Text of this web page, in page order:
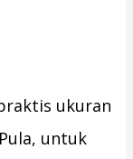
ukuran
untuk